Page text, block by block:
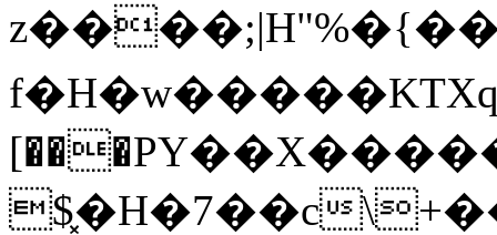
$͓�H�7��c